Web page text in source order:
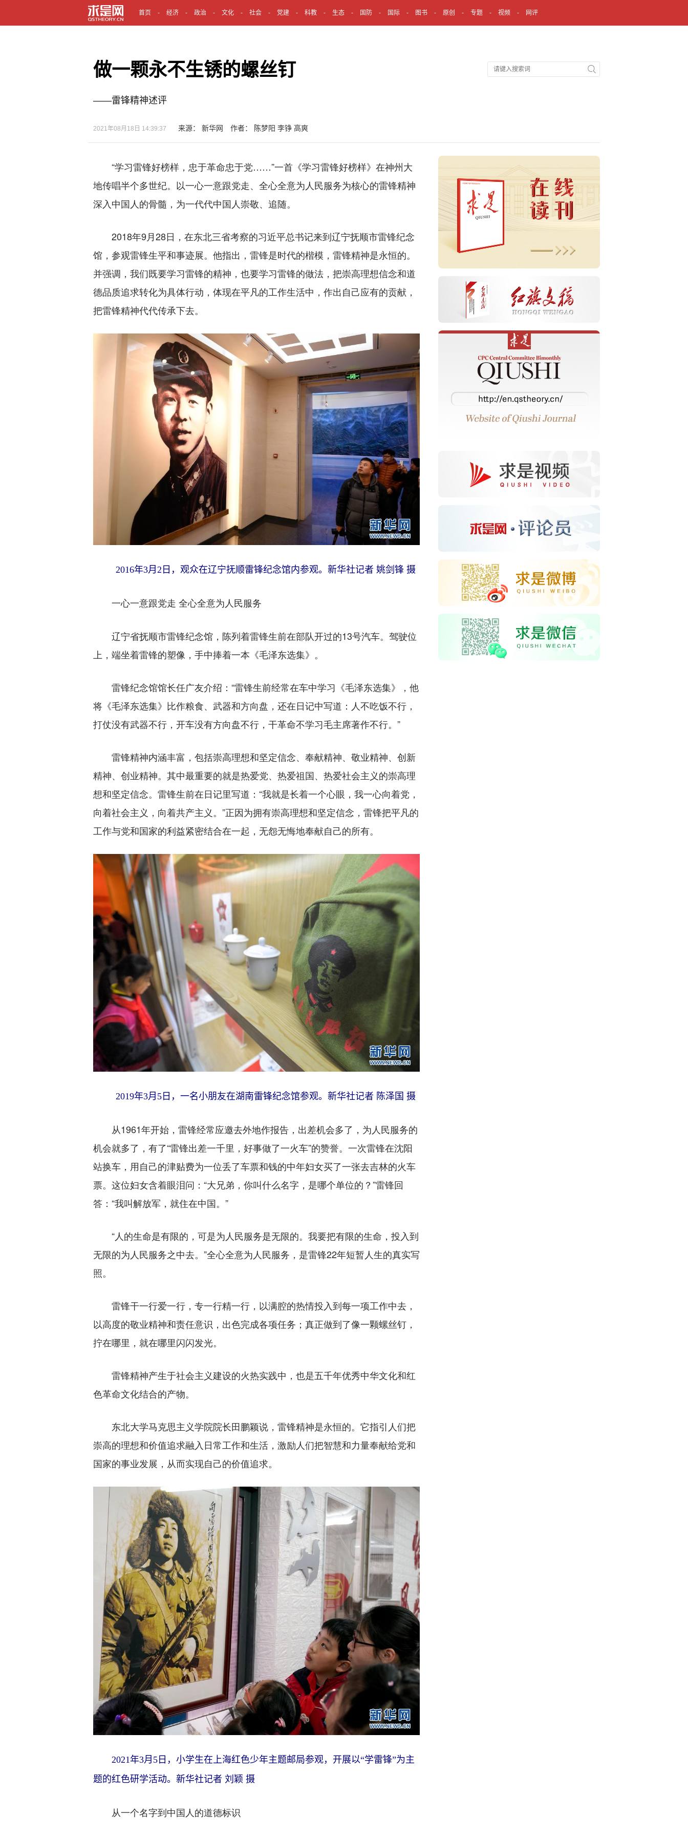
首页 经济 政治 文化 社会 党建 科教 生态 国防 国际 图书 原创 专题 视频 网评
做一颗永不生锈的螺丝钉
——雷锋精神述评
2021年08月18日 14:39:37 来源： 新华网 作者： 陈梦阳 李铮 高爽
“学习雷锋好榜样，忠于革命忠于党……”一首《学习雷锋好榜样》在神州大
地传唱半个多世纪。以一心一意跟党走、全心全意为人民服务为核心的雷锋精神
深入中国人的骨髓，为一代代中国人崇敬、追随。
2018年9月28日，在东北三省考察的习近平总书记来到辽宁抚顺市雷锋纪念
馆，参观雷锋生平和事迹展。他指出，雷锋是时代的楷模，雷锋精神是永恒的。
并强调，我们既要学习雷锋的精神，也要学习雷锋的做法，把崇高理想信念和道
德品质追求转化为具体行动，体现在平凡的工作生活中，作出自己应有的贡献，
把雷锋精神代代传承下去。
2016年3月2日，观众在辽宁抚顺雷锋纪念馆内参观。新华社记者 姚剑锋 摄
一心一意跟党走 全心全意为人民服务
辽宁省抚顺市雷锋纪念馆，陈列着雷锋生前在部队开过的13号汽车。驾驶位
上，端坐着雷锋的塑像，手中捧着一本《毛泽东选集》。
雷锋纪念馆馆长任广友介绍：“雷锋生前经常在车中学习《毛泽东选集》，他
将《毛泽东选集》比作粮食、武器和方向盘，还在日记中写道：人不吃饭不行，
打仗没有武器不行，开车没有方向盘不行，干革命不学习毛主席著作不行。”
雷锋精神内涵丰富，包括崇高理想和坚定信念、奉献精神、敬业精神、创新
精神、创业精神。其中最重要的就是热爱党、热爱祖国、热爱社会主义的崇高理
想和坚定信念。雷锋生前在日记里写道：“我就是长着一个心眼，我一心向着党，
向着社会主义，向着共产主义。”正因为拥有崇高理想和坚定信念，雷锋把平凡的
工作与党和国家的利益紧密结合在一起，无怨无悔地奉献自己的所有。
2019年3月5日，一名小朋友在湖南雷锋纪念馆参观。新华社记者 陈泽国 摄
从1961年开始，雷锋经常应邀去外地作报告，出差机会多了，为人民服务的
机会就多了，有了“雷锋出差一千里，好事做了一火车”的赞誉。一次雷锋在沈阳
站换车，用自己的津贴费为一位丢了车票和钱的中年妇女买了一张去吉林的火车
票。这位妇女含着眼泪问：“大兄弟，你叫什么名字，是哪个单位的？”雷锋回
答：“我叫解放军，就住在中国。”
“人的生命是有限的，可是为人民服务是无限的。我要把有限的生命，投入到
无限的为人民服务之中去。”全心全意为人民服务，是雷锋22年短暂人生的真实写
照。
雷锋干一行爱一行，专一行精一行，以满腔的热情投入到每一项工作中去，
以高度的敬业精神和责任意识，出色完成各项任务；真正做到了像一颗螺丝钉，
拧在哪里，就在哪里闪闪发光。
雷锋精神产生于社会主义建设的火热实践中，也是五千年优秀中华文化和红
色革命文化结合的产物。
东北大学马克思主义学院院长田鹏颖说，雷锋精神是永恒的。它指引人们把
崇高的理想和价值追求融入日常工作和生活，激励人们把智慧和力量奉献给党和
国家的事业发展，从而实现自己的价值追求。
2021年3月5日，小学生在上海红色少年主题邮局参观，开展以“学雷锋”为主
题的红色研学活动。新华社记者 刘颖 摄
从一个名字到中国人的道德标识